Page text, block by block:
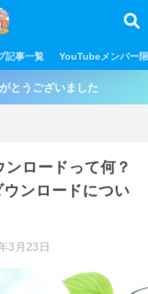
記事一覧 YouTubeメンバー
とうございました
ロードって何？
ウンロードについ
3月23日